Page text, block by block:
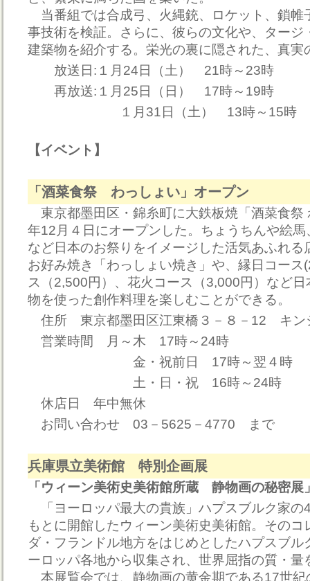
当番組では合成弓、火縄銃、ロケット、鎖帷
事技術を検証。さらに、彼らの文化や、タージ
建築物を紹介する。栄光の裏に隠された、真実
放送日:１月24日（土） 21時～23時
再放送:１月25日（日） 17時～19時
１月31日（土） 13時～15時
【イベント】
「酒菜食祭 わっしょい」オープン
東京都墨田区・錦糸町に大鉄板焼「酒菜食祭
年12月４日にオープンした。ちょうちんや絵
など日本のお祭りをイメージした活気あふれる
お好み焼き「わっしょい焼き」や、縁日コース
ス（2,500円）、花火コース（3,000円）など
物を使った創作料理を楽しむことができる。
住所 東京都墨田区江東橋３－８－12 キン
営業時間 月～木 17時～24時
金・祝前日 17時～翌４時
土・日・祝 16時～24時
休店日 年中無休
お問い合わせ 03－5625－4770 まで
兵庫県立美術館 特別企画展
「ウィーン美術史美術館所蔵 静物画の秘密展
「ヨーロッパ最大の貴族」ハプスブルク家の
もとに開館したウィーン美術史美術館。そのコ
ダ・フランドル地方をはじめとしたハプスブル
ーロッパ各地から収集され、世界屈指の質・量
本展覧会では、静物画の黄金期である17世紀